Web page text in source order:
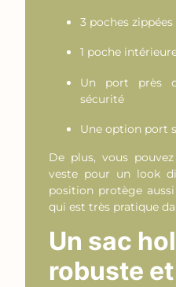
3 poches
1 poche
Un port près
sécurité
Une option port
De plus, vous
veste pour un look
position protège
qui est très pratique
Un sac
robuste